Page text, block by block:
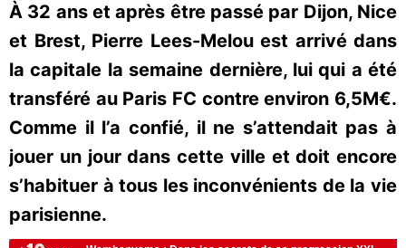
À 32 ans et après être passé par Dijon, Nice
et Brest, Pierre Lees-Melou est arrivé dans
la capitale la semaine dernière, lui qui a été
transféré au Paris FC contre environ 6,5M€.
Comme il l’a confié, il ne s’attendait pas à
jouer un jour dans cette ville et doit encore
s’habituer à tous les inconvénients de la vie
parisienne.